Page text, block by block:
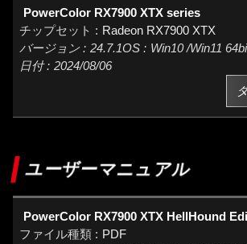
PowerColor RX7900 XTX series
Radeon RX7900 XTX
24.7.1
Win10 /Win11
2024/08/06
ユーザーマニュアル
PowerColor RX7900 XTX HellHound
PDF